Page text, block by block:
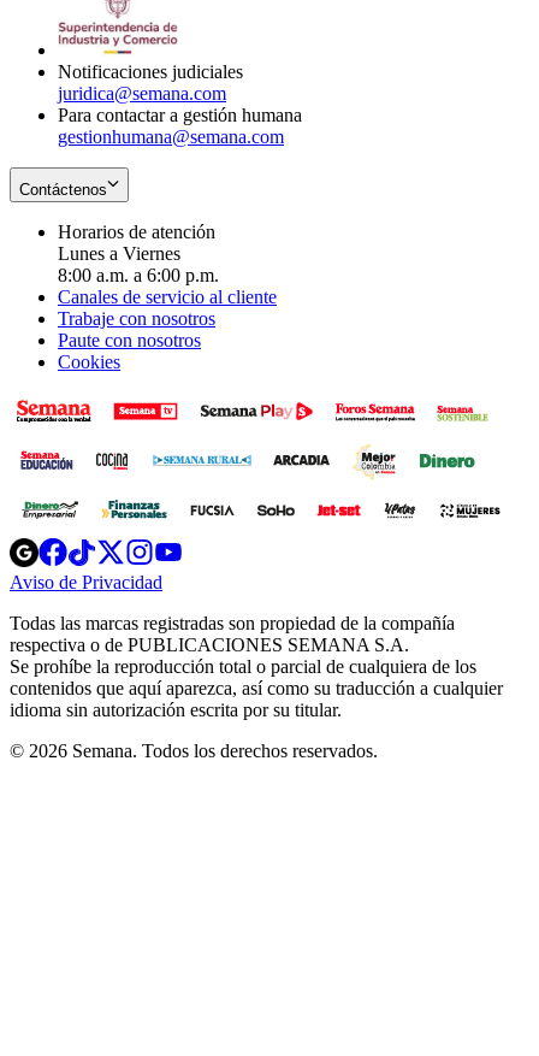
Notificaciones judiciales
juridica@semana.com
Para contactar a gestión humana
gestionhumana@semana.com
Contáctenos
Horarios de atención
Lunes a Viernes
8:00 a.m. a 6:00 p.m.
Canales de servicio al cliente
Trabaje con nosotros
Paute con nosotros
Cookies
Opens
in
new
Opens
in
new
Opens
in
new
window
Opens
new
windowwindow
Aviso de Privacidad
new
window
Todas las marcas registradas son propiedad de la compañía
respectiva o de PUBLICACIONES SEMANA S.A.
Se prohíbe la reproducción total o parcial de cualquiera de los
contenidos que aquí aparezca, así como su traducción a cualquier
idioma sin autorización escrita por su titular.
© 2026 Semana. Todos los derechos reservados.